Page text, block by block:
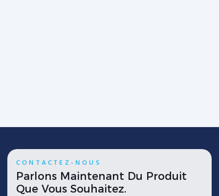
CONTACTEZ-NOUS
Parlons Maintenant Du Produit
Que Vous Souhaitez.